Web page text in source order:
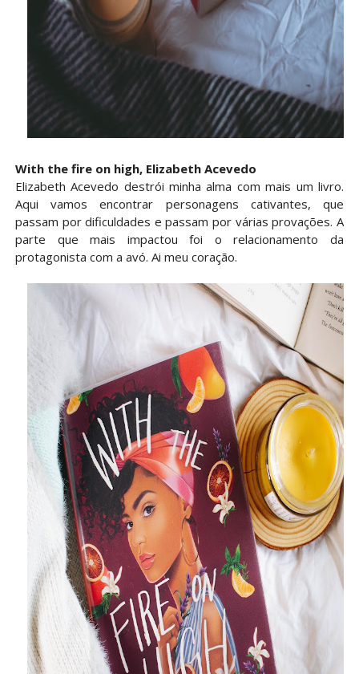
With the fire on high, Elizabeth Acevedo
Elizabeth Acevedo destrói minha alma com mais um livro.
Aqui vamos encontrar personagens cativantes, que
passam por dificuldades e passam por várias provações. A
parte que mais impactou foi o relacionamento da
protagonista com a avó. Ai meu coração.